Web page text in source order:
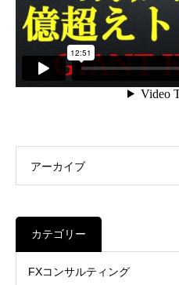
アーカイブ
カテゴリー
FXコンサルティング